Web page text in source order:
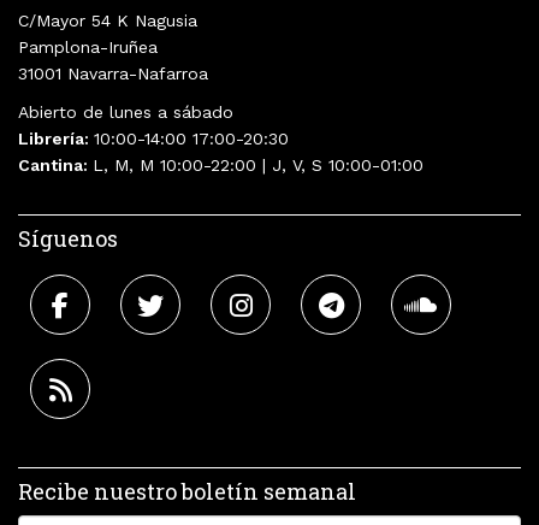
C/Mayor 54 K Nagusia
Pamplona-Iruñea
31001 Navarra-Nafarroa
Abierto de lunes a sábado
Librería: 10:00-14:00 17:00-20:30
Cantina: L, M, M 10:00-22:00 | J, V, S 10:00-01:00
Síguenos
Recibe nuestro boletín semanal